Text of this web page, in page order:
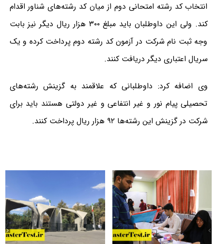
انتخاب کد رشته امتحانی دوم از میان کد رشته‌های شناور اقدام
کند. ولی این داوطلبان باید مبلغ ۳۰۰ هزار ریال دیگر نیز بابت
وجه ثبت نام شرکت در آزمون کد رشته دوم پرداخت کرده و یک
سریال اعتباری دیگر دریافت کنند.
وی اضافه کرد: داوطلبانی که علاقمند به گزینش رشته‌های
تحصیلی پیام نور و غیر انتفاعی و غیر دولتی هستند باید برای
شرکت در گزینش این رشته‌ها ۹۲ هزار ریال پرداخت کنند.